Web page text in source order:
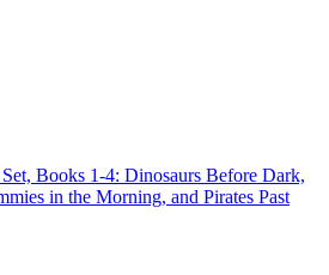
Books 1-4: Dinosaurs Before Dark,
in the Morning, and Pirates Past